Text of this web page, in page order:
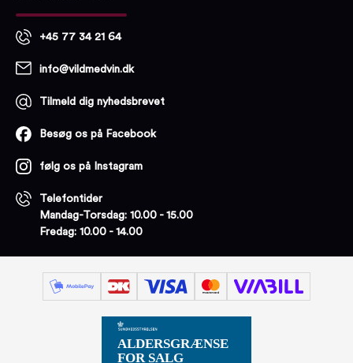
+45 77 34 21 64
info@vildmedvin.dk
Tilmeld dig nyhedsbrevet
Besøg os på Facebook
følg os på Instagram
Telefontider
Mandag-Torsdag: 10.00 - 15.00
Fredag: 10.00 - 14.00